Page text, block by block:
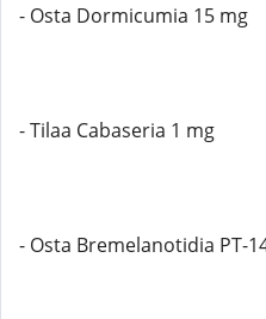
- Osta Dormicumia 15 mg
- Tilaa Cabaseria 1 mg
- Osta Bremelanotidia PT-